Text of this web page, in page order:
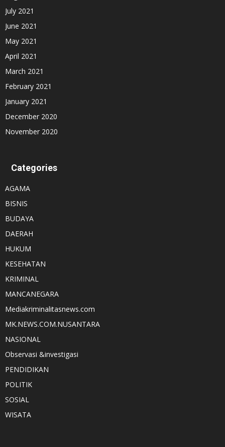
July 2021
June 2021
May 2021
April 2021
March 2021
February 2021
January 2021
December 2020
November 2020
Categories
AGAMA
BISNIS
BUDAYA
DAERAH
HUKUM
KESEHATAN
KRIMINAL
MANCANEGARA
Mediakriminalitasnews.com
MK.NEWS.COM.NUSANTARA
NASIONAL
Observasi &investigasi
PENDIDIKAN
POLITIK
SOSIAL
WISATA